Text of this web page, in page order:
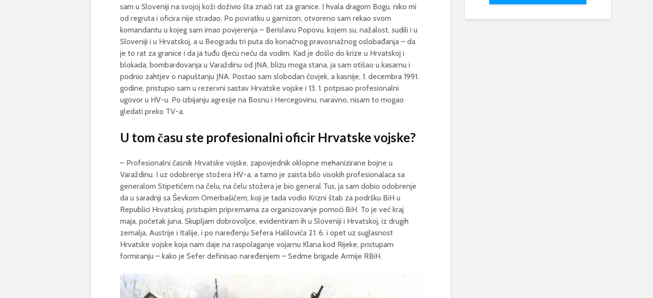
sam u Sloveniji na svojoj koži doživio šta znači rat za granice. I hvala dragom Bogu, niko mi
od regruta i oficira nije stradao. Po povratku u garnizon, otvoreno sam rekao svom
komandantu u kojeg sam imao povjerenja – Berislavu Popovu, kojem su, nažalost, sudili i u
Sloveniji i u Hrvatskoj, a u Beogradu tri puta do konačnog pravosnažnog oslobađanja – da
je to rat za granice i da ja tuđu djecu neću da vodim. Kad je došlo do krize u Hrvatskoj i
blokada, bombardovanja u Varaždinu od JNA, blizu moga stana, ja sam otišao u kasarnu i
podnio zahtjev o napuštanju JNA. Postao sam slobodan čovjek, a kasnije, 1. decembra 1991.
godine, pristupio sam u rezervni sastav Hrvatske vojske i 13. 1. potpisao profesionalni
ugovor u HV-u. Po izbijanju agresije na Bosnu i Hercegovinu, naravno, nisam to mogao
gledati preko TV-a.
U tom času ste profesionalni oficir Hrvatske vojske?
– Profesionalni časnik Hrvatske vojske, zapovjednik oklopne mehanizirane bojne u
Varaždinu. I uz odobrenje stožera HV-a, a tamo je zaista bilo visokih profesionalaca sa
generalom Stipetićem na čelu, na čelu stožera je bio general Tus, ja sam dobio odobrenje
da u saradnji sa Ševkom Omerbašićem, koji je tada vodio Krizni štab za podršku BiH u
Republici Hrvatskoj, pristupim pripremama za organizovanje pomoći BiH. To je već kraj
maja, početak juna. Skupljam dobrovoljce, evidentiram ih u Sloveniji i Hrvatskoj, iz drugih
zemalja, Austrije i Italije, i po naređenju Sefera Halilovića 21. 6. i opet uz suglasnost
Hrvatske vojske koja nam daje na raspolaganje vojarnu Klana kod Rijeke, pristupam
formiranju – kako je Sefer definisao naređenjem – Sedme brigade Armije RBiH.